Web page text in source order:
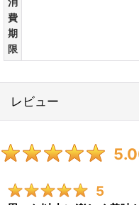
費
期
限
レビュー
5